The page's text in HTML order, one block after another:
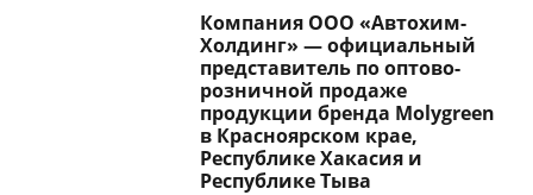
Компания ООО «Автохим-
Холдинг» — официальный
представитель по оптово-
розничной продаже
продукции бренда Molygreen
в Красноярском крае,
Республике Хакасия и
Республике Тыва